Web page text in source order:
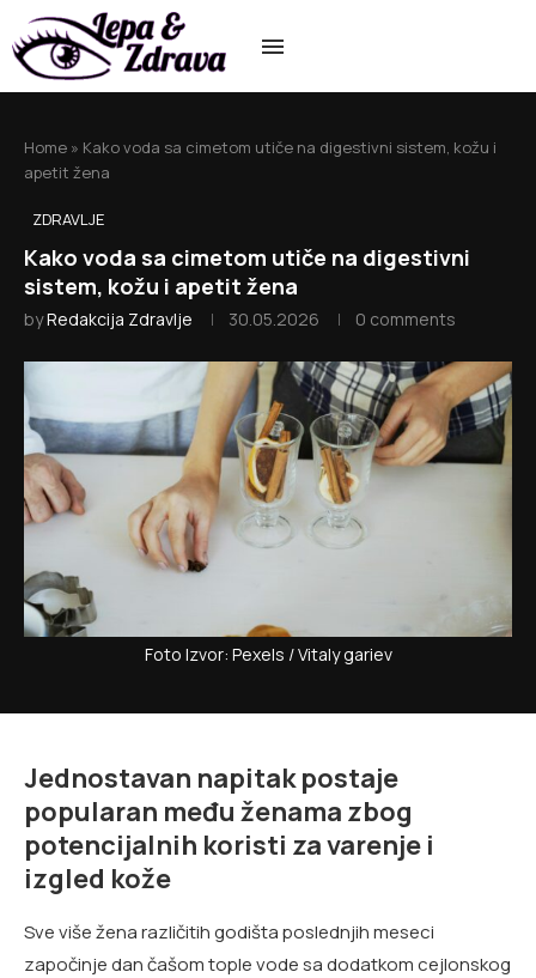
Home » Kako voda sa cimetom utiče na digestivni sistem, kožu i
apetit žena
ZDRAVLJE
Kako voda sa cimetom utiče na digestivni
sistem, kožu i apetit žena
byRedakcija Zdravlje 30.05.2026 0 comments
Foto Izvor: Pexels / Vitaly gariev
Jednostavan napitak postaje
popularan među ženama zbog
potencijalnih koristi za varenje i
izgled kože
Sve više žena različitih godišta poslednjih meseci
započinje dan čašom tople vode sa dodatkom cejlonskog